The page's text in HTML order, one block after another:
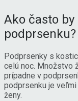
Ako často
podprsenku?
Podprsenky s
celú noc. Množstvo
prípadne v
podprsenku je
ženy.